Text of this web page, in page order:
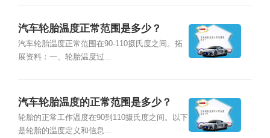
汽车轮胎温度正常范围是多少？
汽车轮胎温度正常范围在90-110摄氏度之间。拓
展资料：一、轮胎温度过...
汽车轮胎温度的正常范围是多少？
轮胎的正常工作温度在90到110摄氏度之间。以下
是轮胎的温度定义和信息...